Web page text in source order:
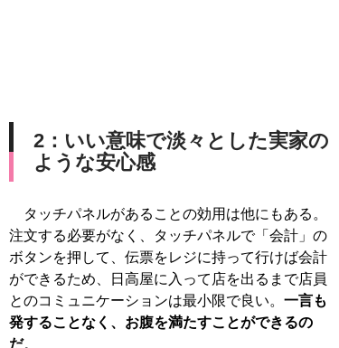
2：いい意味で淡々とした実家の
ような安心感
タッチパネルがあることの効用は他にもある。
注文する必要がなく、タッチパネルで「会計」の
ボタンを押して、伝票をレジに持って行けば会計
ができるため、日高屋に入って店を出るまで店員
とのコミュニケーションは最小限で良い。 一言も
発することなく、お腹を満たすことができるの
だ。